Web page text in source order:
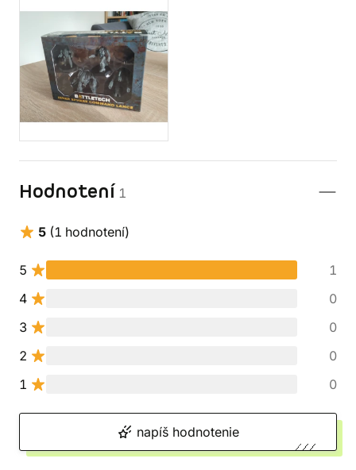
Hodnotení 1
5 (1 hodnotení)
5
1
4
0
3
0
2
0
1
0
napíš hodnotenie